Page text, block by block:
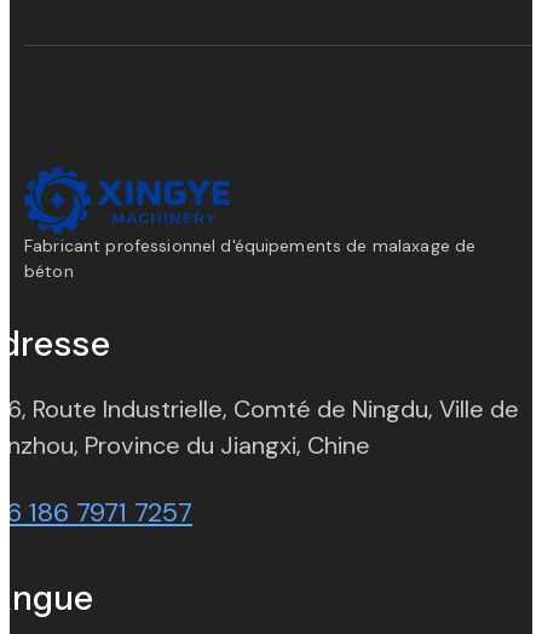
Fabricant professionnel d'équipements de malaxage de
béton
6, Route Industrielle, Comté de Ningdu, Ville de
Province du Jiangxi, Chine
186 7971 7257